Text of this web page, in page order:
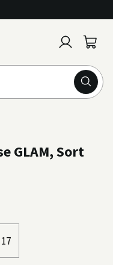
inn
GLAM, Sort